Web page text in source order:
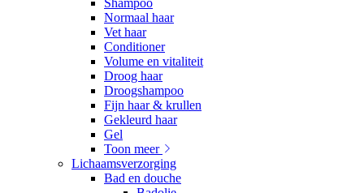
Shampoo
Normaal haar
Vet haar
Conditioner
Volume en vitaliteit
Droog haar
Droogshampoo
Fijn haar & krullen
Gekleurd haar
Gel
Toon meer
Lichaamsverzorging
Bad en douche